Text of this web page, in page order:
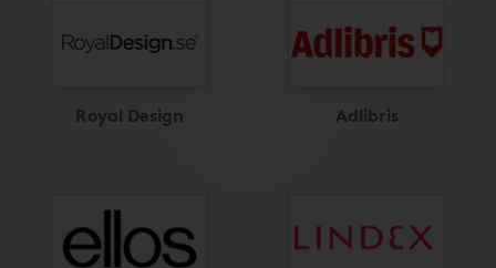
Royal Design Adlibris